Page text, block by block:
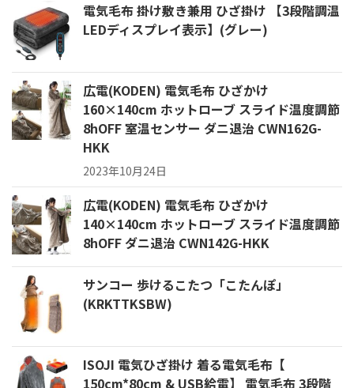
電気毛布 掛け敷き兼用 ひざ掛け 【3段階調温
LEDディスプレイ表示】(グレー)
広電(KODEN) 電気毛布 ひざかけ
160×140cm ホットローブ スライド温度調節
8hOFF 室温センサー ダニ退治 CWN162G-
HKK
2023年10月24日
広電(KODEN) 電気毛布 ひざかけ
140×140cm ホットローブ スライド温度調節
8hOFF ダニ退治 CWN142G-HKK
サンコー 歩けるこたつ「こたんぽ」
(KRKTTKSBW)
ISOJI 電気ひざ掛け 着る電気毛布【
150cm*80cm & USB給電】 電気毛布 3段階